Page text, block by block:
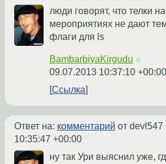
люди говорят, что телки
мероприятиях не дают
флаги для ls
BambarbiyaKirgudu ☆
09.07.2013 10:37:10 +00:00
Ссылка
Ответ на: комментарий от devl547
10:35:47 +00:00
ну так Ури выяснил уже,